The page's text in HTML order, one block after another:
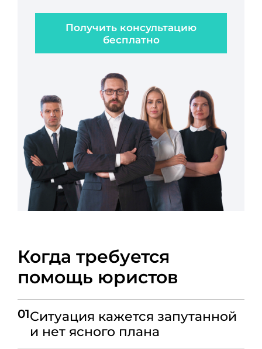
Получить консультацию
бесплатно
Когда требуется
помощь юристов
01Ситуация кажется запутанной
и нет ясного плана